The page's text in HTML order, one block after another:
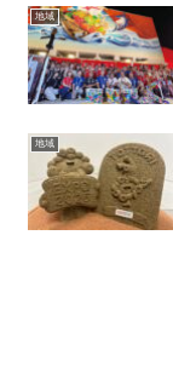
地域
地域